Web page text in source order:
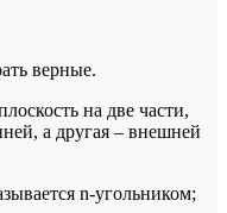
верные.
на две части,
а другая – внешней
n-угольником;